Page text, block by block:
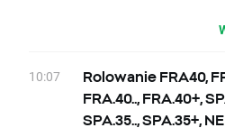
instrumentów
FRA.40+, NED25,
SPA35, SPA.35,
Dlatego też klienci
10:07
Rolowanie FRA40,
FRA.40.., FRA.40+,
SPA.35.., SPA.35+,